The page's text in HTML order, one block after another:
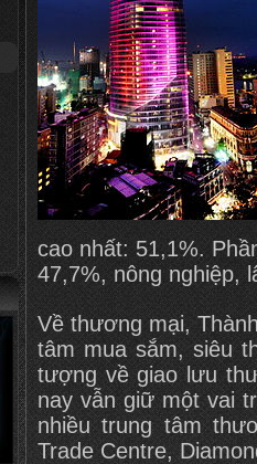
cao nhất: 51,1%.
47,7%, nông nghiệp,
Về thương mại,
tâm mua sắm, siêu
tượng về giao lưu
nay vẫn giữ một vai
nhiều trung tâm
Trade Centre,